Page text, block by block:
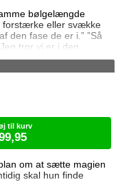
bølgelængde
forstærke eller svække
den fase de er i.” ”Så
tror vi er i den
vigtige for Elina da
til salg. Salget skal
ophold skal være kort.
siden hendes far
om at sætte magien
skal hun finde
til kurv